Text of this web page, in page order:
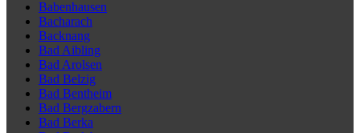
Babenhausen
Bacharach
Backnang
Bad Aibling
Bad Arolsen
Bad Belzig
Bad Bentheim
Bad Bergzabern
Bad Berka